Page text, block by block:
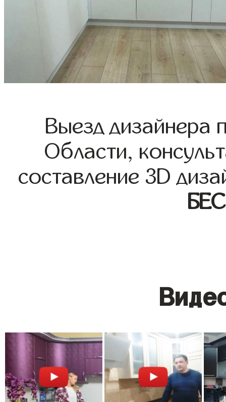
Выезд дизайнера
Области,
составление 3D